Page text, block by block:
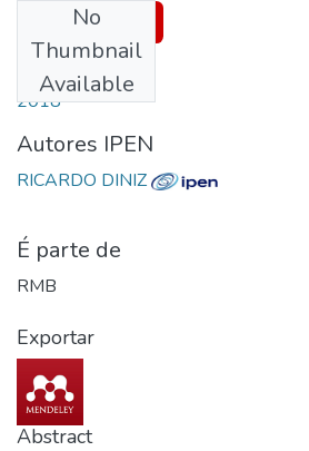
No
Thumbnail
Available
Download
Date
2018
Autores IPEN
RICARDO DINIZ
É parte de
RMB
Exportar
Abstract